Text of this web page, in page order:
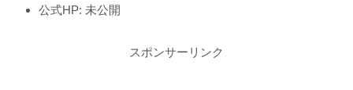
公式HP: 未公開
スポンサーリンク